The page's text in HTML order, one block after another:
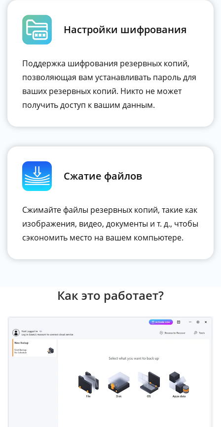
Настройки шифрования
Поддержка шифрования резервных копий,
позволяющая вам устанавливать пароль для
ваших резервных копий. Никто не может
получить доступ к вашим данным.
Сжатие файлов
Сжимайте файлы резервных копий, такие как
изображения, видео, документы и т. д., чтобы
сэкономить место на вашем компьютере.
Как это работает?